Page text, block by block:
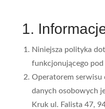
1.
Niniejsza polityka
funkcjonującego pod
Operatorem serwisu
danych osobowych
Kruk ul. Falista 47,